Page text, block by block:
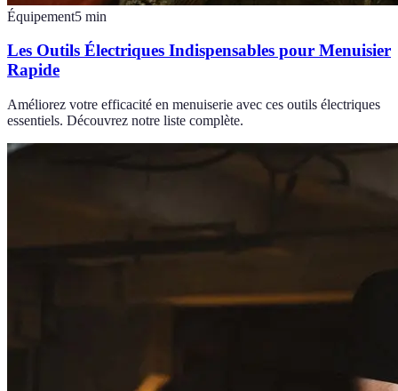
Équipement5 min
Les Outils Électriques Indispensables pour Menuisier
Rapide
Améliorez votre efficacité en menuiserie avec ces outils électriques
essentiels. Découvrez notre liste complète.